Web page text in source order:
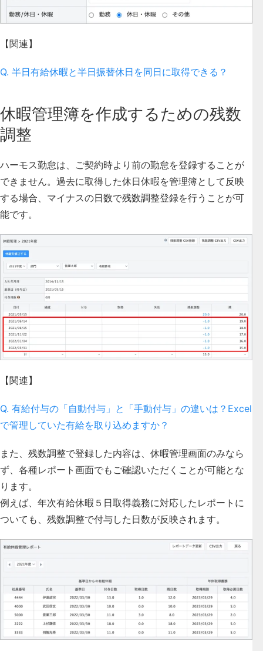
【関連】
Q. 半日有給休暇と半日振替休日を同日に取得できる？
休暇管理簿を作成するための残数
調整
ハーモス勤怠は、ご契約時より前の勤怠を登録することが
できません。過去に取得した休日休暇を管理簿として反映
する場合、マイナスの日数で残数調整登録を行うことが可
能です。
【関連】
Q. 有給付与の「自動付与」と「手動付与」の違いは？Excel
で管理していた有給を取り込めますか？
また、残数調整で登録した内容は、休暇管理画面のみなら
ず、各種レポート画面でもご確認いただくことが可能とな
ります。
例えば、 年次有給休暇５日取得義務に対応したレポートに
ついても、残数調整で付与した日数が反映されます。